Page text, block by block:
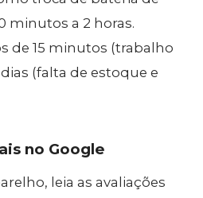
minutos a 2 horas.
de 15 minutos (trabalho
(falta de estoque e
no Google
leia as avaliações